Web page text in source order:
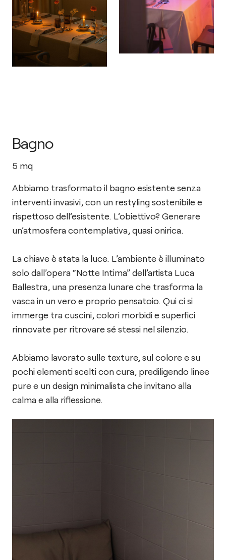
Bagno
5 mq
Abbiamo trasformato il bagno esistente senza
interventi invasivi, con un restyling sostenibile e
rispettoso dell’esistente. L’obiettivo? Generare
un’atmosfera contemplativa, quasi onirica.
La chiave è stata la luce. L’ambiente è illuminato
solo dall’opera “Notte Intima” dell’artista Luca
Ballestra, una presenza lunare che trasforma la
vasca in un vero e proprio pensatoio. Qui ci si
immerge tra cuscini, colori morbidi e superfici
rinnovate per ritrovare sé stessi nel silenzio.
Abbiamo lavorato sulle texture, sul colore e su
pochi elementi scelti con cura, prediligendo linee
pure e un design minimalista che invitano alla
calma e alla riflessione.